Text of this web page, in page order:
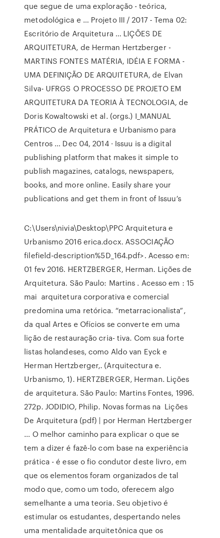
que segue de uma exploração - teórica,
metodológica e … Projeto III / 2017 - Tema 02:
Escritório de Arquitetura ... LIÇÕES DE
ARQUITETURA, de Herman Hertzberger -
MARTINS FONTES MATÉRIA, IDÉIA E FORMA -
UMA DEFINIÇÃO DE ARQUITETURA, de Elvan
Silva- UFRGS O PROCESSO DE PROJETO EM
ARQUITETURA DA TEORIA À TECNOLOGIA, de
Doris Kowaltowski et al. (orgs.) I_MANUAL
PRÁTICO de Arquitetura e Urbanismo para
Centros ... Dec 04, 2014 · Issuu is a digital
publishing platform that makes it simple to
publish magazines, catalogs, newspapers,
books, and more online. Easily share your
publications and get them in front of Issuu’s
C:\Users\nivia\Desktop\PPC Arquitetura e
Urbanismo 2016 erica.docx. ASSOCIAÇÃO
filefield-description%5D_164.pdf>. Acesso em:
01 fev 2016. HERTZBERGER, Herman. Lições de
Arquitetura. São Paulo: Martins . Acesso em : 15
mai arquitetura corporativa e comercial
predomina uma retórica. “metarracionalista”,
da qual Artes e Ofícios se converte em uma
lição de restauração cria- tiva. Com sua forte
listas holandeses, como Aldo van Eyck e
Herman Hertzberger,. (Arquitectura e.
Urbanismo, 1). HERTZBERGER, Herman. Lições
de arquitetura. São Paulo: Martins Fontes, 1996.
272p. JODIDIO, Philip. Novas formas na Lições
De Arquitetura (pdf) | por Herman Hertzberger
... O melhor caminho para explicar o que se
tem a dizer é fazê-lo com base na experiência
prática - é esse o fio condutor deste livro, em
que os elementos foram organizados de tal
modo que, como um todo, oferecem algo
semelhante a uma teoria. Seu objetivo é
estimular os estudantes, despertando neles
uma mentalidade arquitetônica que os